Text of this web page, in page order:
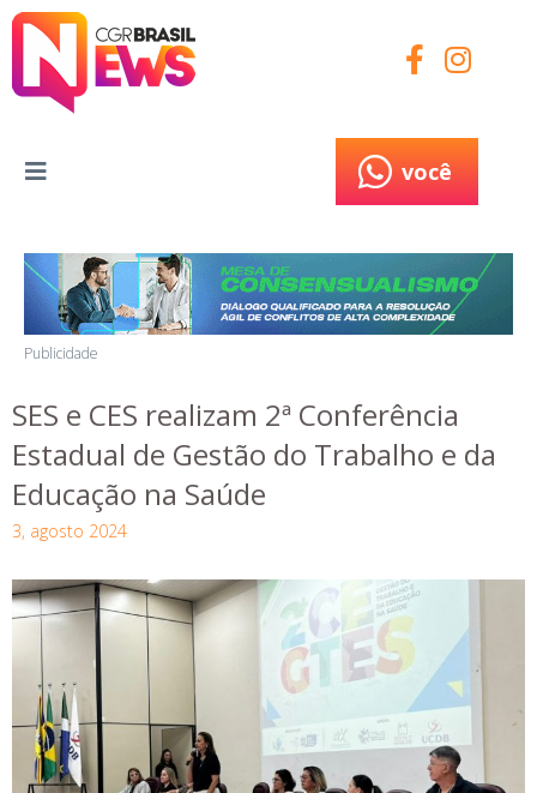
você
Publicidade
SES e CES realizam 2ª Conferência
Estadual de Gestão do Trabalho e da
Educação na Saúde
3, agosto 2024